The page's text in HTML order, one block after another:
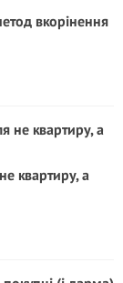
вкорінення
квартиру, а